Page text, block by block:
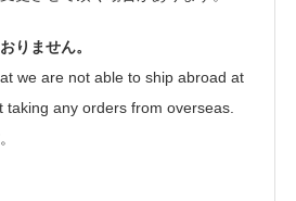
りません。
we are not able to ship abroad at
any orders from overseas.